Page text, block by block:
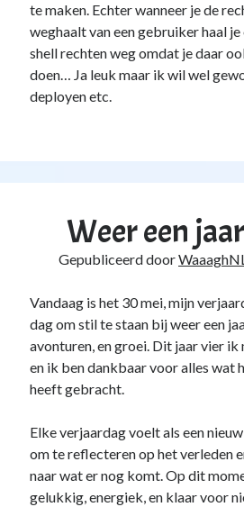
te maken. Echter wanneer je de
weghaalt van een gebruiker haal
shell rechten weg omdat je daar
doen… Ja leuk maar ik wil wel
deployen etc.
Weer een
Gepubliceerd door
Vandaag is het 30 mei, mijn
dag om stil te staan bij weer een
avonturen, en groei. Dit jaar vier
en ik ben dankbaar voor alles wat
heeft gebracht.
Elke verjaardag voelt als een
om te reflecteren op het verleden
naar wat er nog komt. Op dit
gelukkig, energiek, en klaar voor